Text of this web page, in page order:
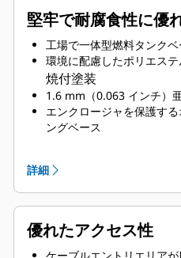
堅牢で耐腐食性に優
工場で一体型燃料タンク
環境に配慮したポリエス
焼付塗装
1.6 mm（0.063 インチ）
エンクロージャを保護す
ングベース
保護用コーナーポスト
圧縮ドアラッチによる強固
亜鉛めっきまたは黒色コ
スチール
ファスナ
詳細
優れたアクセス性